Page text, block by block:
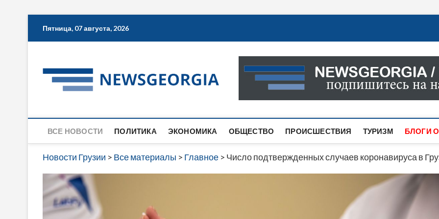
Пятница, 07 августа, 2026
Новости Грузии
САМАЯ АКТУАЛЬНАЯ ИНФОРМАЦИЯ О СОБЫТИЯХ
САЙТЕ ВЫ НАЙДЕТЕ НОВОСТИ ПОЛИТИКИ,
ВСЕ НОВОСТИ ПОЛИТИКА ЭКОНОМИКА ОБЩЕСТВО ПРОИСШЕСТВИЯ ТУРИЗМ БЛОГИ
Новости Грузии > Все материалы > Главное > Число подтвержденных случаев коронавируса в